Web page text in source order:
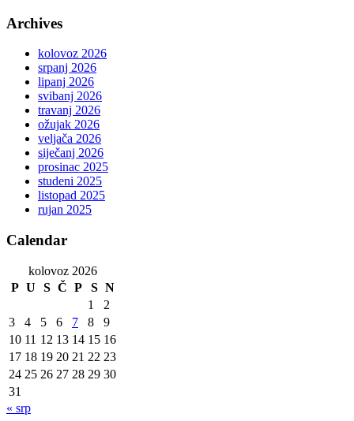
Archives
kolovoz 2026
srpanj 2026
lipanj 2026
svibanj 2026
travanj 2026
ožujak 2026
veljača 2026
siječanj 2026
prosinac 2025
studeni 2025
listopad 2025
rujan 2025
Calendar
kolovoz 2026
P U S Č P S N
1
2
3
4 5 6 7 8
9
10 11 12 13 14 15 16
17 18 19 20 21 22 23
24 25 26 27 28 29 30
31
« srp